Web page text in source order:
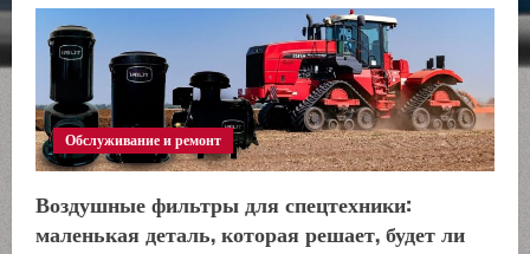
Обслуживание и ремонт
Воздушные фильтры для спецтехники:
маленькая деталь, которая решает, будет ли